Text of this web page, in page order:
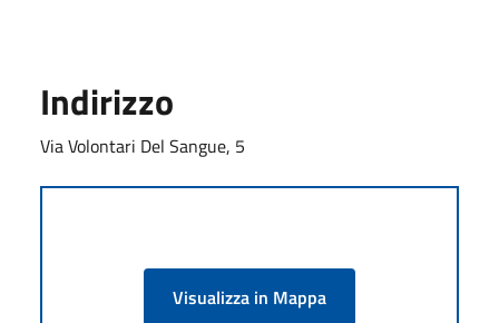
Indirizzo
Via Volontari Del Sangue, 5
Visualizza in Mappa